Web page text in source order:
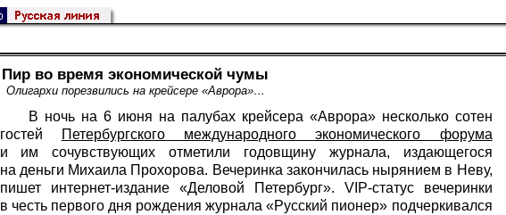
Пир во время экономической чумы
Олигархи порезвились на крейсере «Аврора»…
В ночь на 6 июня на палубах крейсера «Аврора» несколько сотен
гостей
Петербургского международного экономического форума
и им сочувствующих отметили годовщину журнала, издающегося
на деньги Михаила Прохорова. Вечеринка закончилась нырянием в Неву,
пишет интернет-издание «Деловой Петербург». VIP-статус вечеринки
в честь первого дня рождения журнала «Русский пионер» подчеркивался